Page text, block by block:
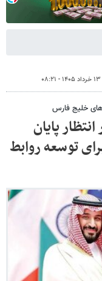
۱۳ خرداد ۱۴۰۵ - ۰۸:۲۱
خلیج فارس
پایان
توسعه روابط